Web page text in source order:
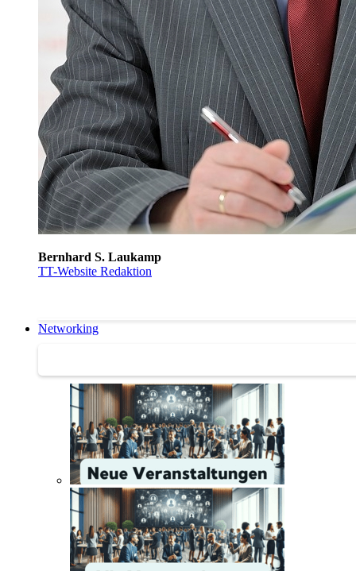
Bernhard S. Laukamp
TT-Website Redaktion
Networking